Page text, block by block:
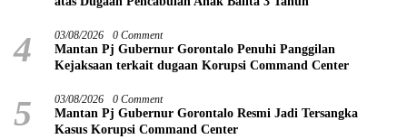
4 03/08/2026 0 Comment
Mantan Pj Gubernur Gorontalo Penuhi Panggilan
Kejaksaan terkait dugaan Korupsi Command Center
5 03/08/2026 0 Comment
Mantan Pj Gubernur Gorontalo Resmi Jadi Tersangka
Kasus Korupsi Command Center